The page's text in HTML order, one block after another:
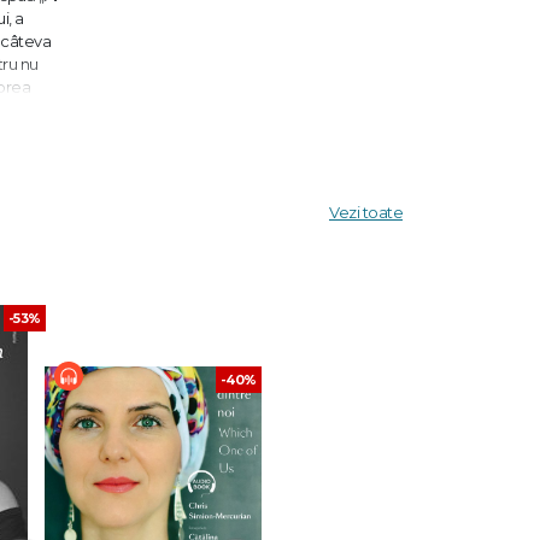
a
câteva
nu
Vezi toate
-53%
-40%